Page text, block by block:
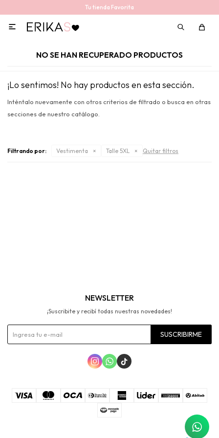
Tu tienda Favorita

NO SE HAN RECUPERADO PRODUCTOS
¡Lo sentimos! No hay productos en esta sección.
Inténtalo nuevamente con otros criterios de filtrado o busca en otras
secciones de nuestro catálogo.
Filtrando por: Vestimenta Talle 5XL Quitar filtros
NEWSLETTER
¡Suscribite y recibí todas nuestras novedades!
SUSCRIBIRME
  